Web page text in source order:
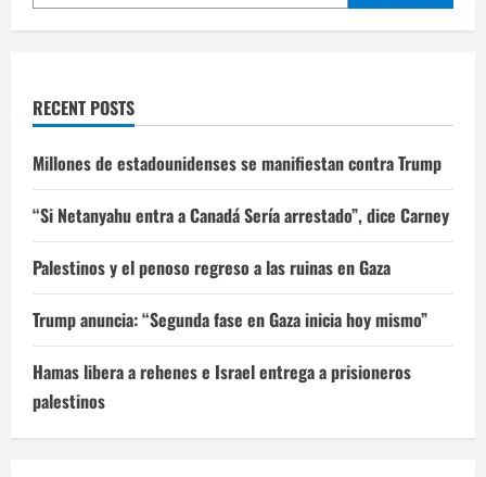
RECENT POSTS
Millones de estadounidenses se manifiestan contra Trump
“Si Netanyahu entra a Canadá Sería arrestado”, dice Carney
Palestinos y el penoso regreso a las ruinas en Gaza
Trump anuncia: “Segunda fase en Gaza inicia hoy mismo”
Hamas libera a rehenes e Israel entrega a prisioneros
palestinos